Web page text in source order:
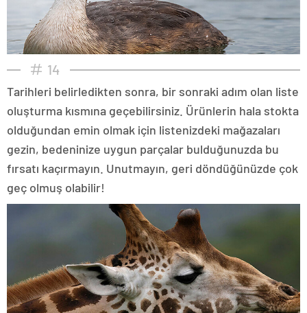
14
Tarihleri belirledikten sonra, bir sonraki adım olan liste
oluşturma kısmına geçebilirsiniz. Ürünlerin hala stokta
olduğundan emin olmak için listenizdeki mağazaları
gezin, bedeninize uygun parçalar bulduğunuzda bu
fırsatı kaçırmayın. Unutmayın, geri döndüğünüzde çok
geç olmuş olabilir!